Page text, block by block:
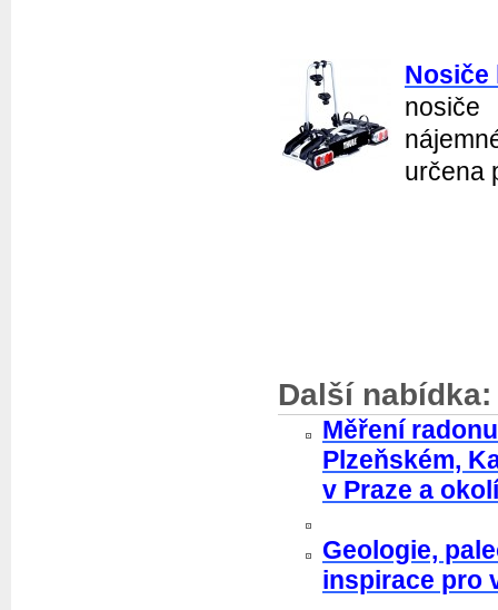
Nosiče
nosiče
určena
Další nabídka:
Měření
Plzeňském,
v Praze a okolí
Geologie,
inspirace pro